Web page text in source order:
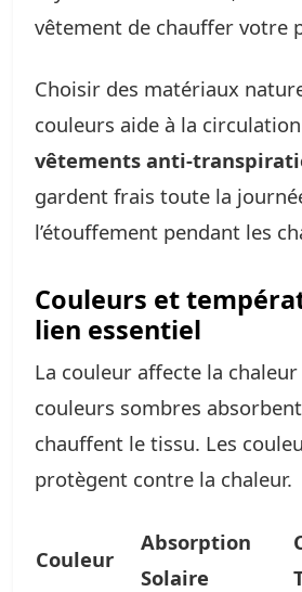
vêtement de chauffer votre
Choisir des matériaux
couleurs aide à la circulation
vêtements anti-
gardent frais toute la
l’étouffement pendant les
Couleurs et
lien essentiel
La couleur affecte la
couleurs sombres
chauffent le tissu. Les
protègent contre la chaleur.
Couleur
Absorption
Solaire